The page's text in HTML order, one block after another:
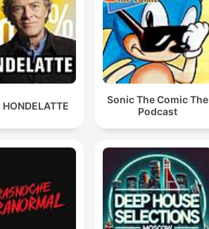
Sonic The Comic The
Podcast